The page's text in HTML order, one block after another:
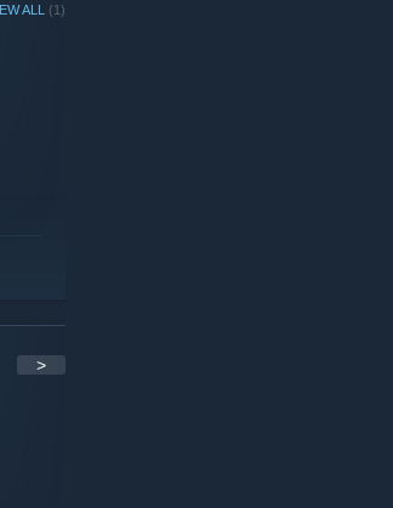
ALL (1)
>